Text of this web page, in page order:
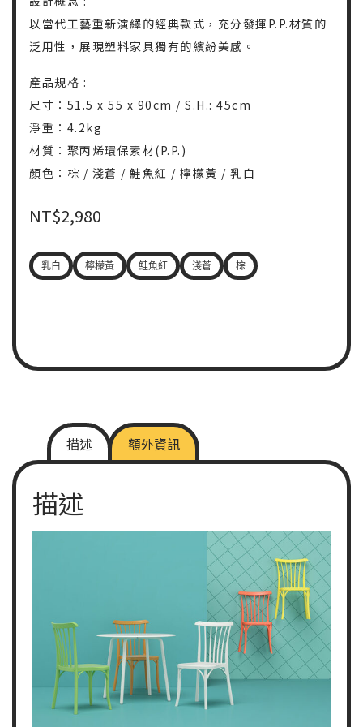
以當代工藝重新演繹的經典款式，充分發揮P.P.材質的
泛用性，展現塑料家具獨有的繽紛美感。
產品規格 :
尺寸：51.5 x 55 x 90cm / S.H.: 45cm
淨重：4.2kg
材質：聚丙烯環保素材(P.P.)
顏色：棕 / 淺蒼 / 鮭魚紅 / 檸檬黃 / 乳白
NT$2,980
乳白 檸檬黃 鮭魚紅 淺蒼 棕
描述 額外資訊
描述